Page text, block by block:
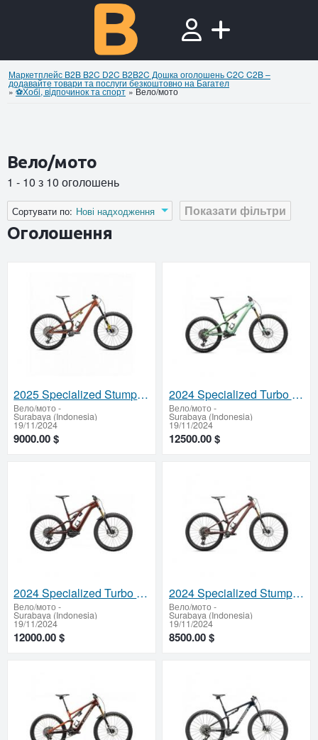
Маркетплейс B2B B2C D2C B2B2C Дошка оголошень C2C C2B –
додавайте товари та послуги безкоштовно на Багател
»⚽Хобi, вiдпочинок та спорт »Вело/мото
Вело/мото
1 - 10 з 10 оголошень
Показати фільтри
Сортувати по: Нові надходження
Оголошення
2025 Specialized Stumpjumper 15 Ohlins Coil Mountain Bike (ZONACYCLES)
Вело/мото -
Surabaya (Indonesia)
19/11/2024
9000.00 $
2024 Specialized Turbo Levo SL Pro Carbon Electric Mountain Bike (ZONACYCLES)
Вело/мото -
Surabaya (Indonesia)
19/11/2024
12500.00 $
2024 Specialized Turbo Levo Pro Carbon Electric Mountain Bike (ZONACYCLES)
Вело/мото -
Surabaya (Indonesia)
19/11/2024
12000.00 $
2024 Specialized Stumpjumper Pro Mountain Bike (ZONACYCLES)
Вело/мото -
Surabaya (Indonesia)
19/11/2024
8500.00 $